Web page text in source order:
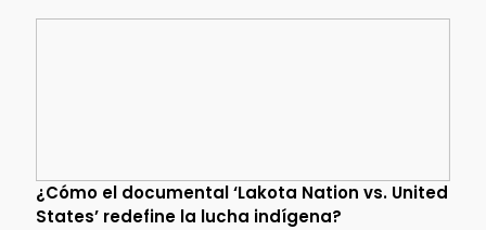
¿Cómo el documental ‘Lakota Nation vs. United
States’ redefine la lucha indígena?